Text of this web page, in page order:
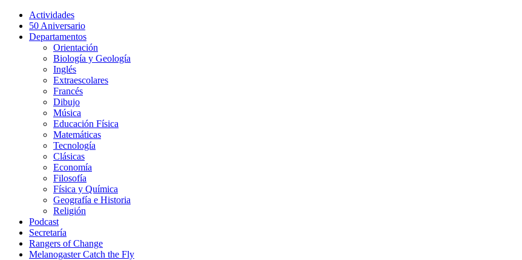
Actividades
50 Aniversario
Departamentos
Orientación
Biología y Geología
Inglés
Extraescolares
Francés
Dibujo
Música
Educación Física
Matemáticas
Tecnología
Clásicas
Economía
Filosofía
Física y Química
Geografía e Historia
Religión
Podcast
Secretaría
Rangers of Change
Melanogaster Catch the Fly